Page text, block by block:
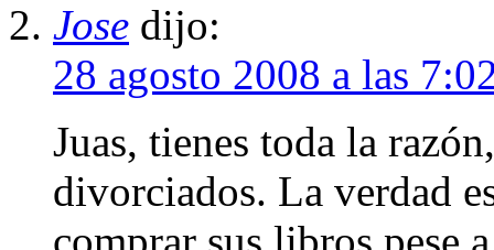
Jose dijo:
28 agosto 2008 a las
Juas, tienes toda la
divorciados. La verdad